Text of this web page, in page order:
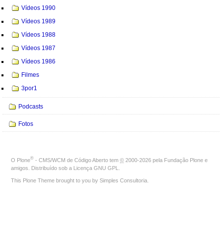
Vídeos 1990
Vídeos 1989
Vídeos 1988
Vídeos 1987
Vídeos 1986
Filmes
3por1
Podcasts
Fotos
O Plone® - CMS/WCM de Código Aberto tem © 2000-2026 pela Fundação Plone e
amigos. Distribuído sob a Licença GNU GPL
This Plone Theme brought to you by Simples Consultoria